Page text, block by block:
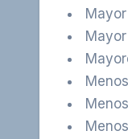
Mayor
Mayor
Menos
Menos